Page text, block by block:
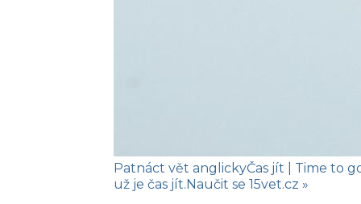
Patnáct vět anglickyČas jít
| Time to
už je čas jít.Naučit se 15vet.cz »